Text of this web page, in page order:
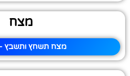
מצח
מצח תשחץ ותשבץ –